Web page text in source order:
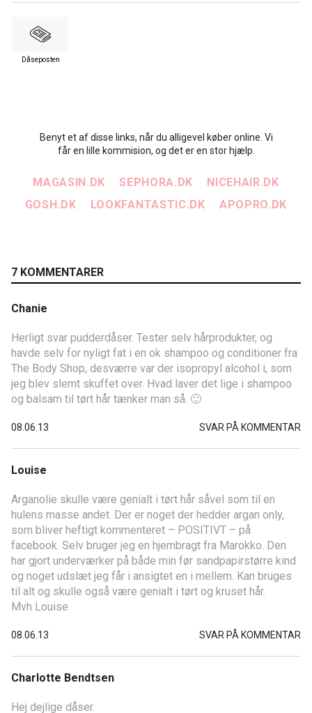
Dåseposten
Benyt et af disse links, når du alligevel køber online. Vi
får en lille kommision, og det er en stor hjælp.
MAGASIN.DK SEPHORA.DK
NICEHAIR.DK
GOSH.DK
LOOKFANTASTIC.DK APOPRO.DK
7 KOMMENTARER
Chanie
Herligt svar pudderdåser. Tester selv hårprodukter, og
havde selv for nyligt fat i en ok shampoo og conditioner fra
The Body Shop, desværre var der isopropyl alcohol i, som
jeg blev slemt skuffet over. Hvad laver det lige i shampoo
og balsam til tørt hår tænker man så. 🙂
08.06.13 SVAR PÅ KOMMENTAR
Louise
Arganolie skulle være genialt i tørt hår såvel som til en
hulens masse andet. Der er noget der hedder argan only,
som bliver heftigt kommenteret – POSITIVT – på
facebook. Selv bruger jeg en hjembragt fra Marokko. Den
har gjort underværker på både min før sandpapirstørre kind
og noget udslæt jeg får i ansigtet en i mellem. Kan bruges
til alt og skulle også være genialt i tørt og kruset hår.
Mvh Louise
08.06.13 SVAR PÅ KOMMENTAR
Charlotte Bendtsen
Hej dejlige dåser.